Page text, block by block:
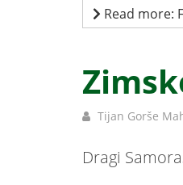
Read more:
Tijan Gorše
Dragi